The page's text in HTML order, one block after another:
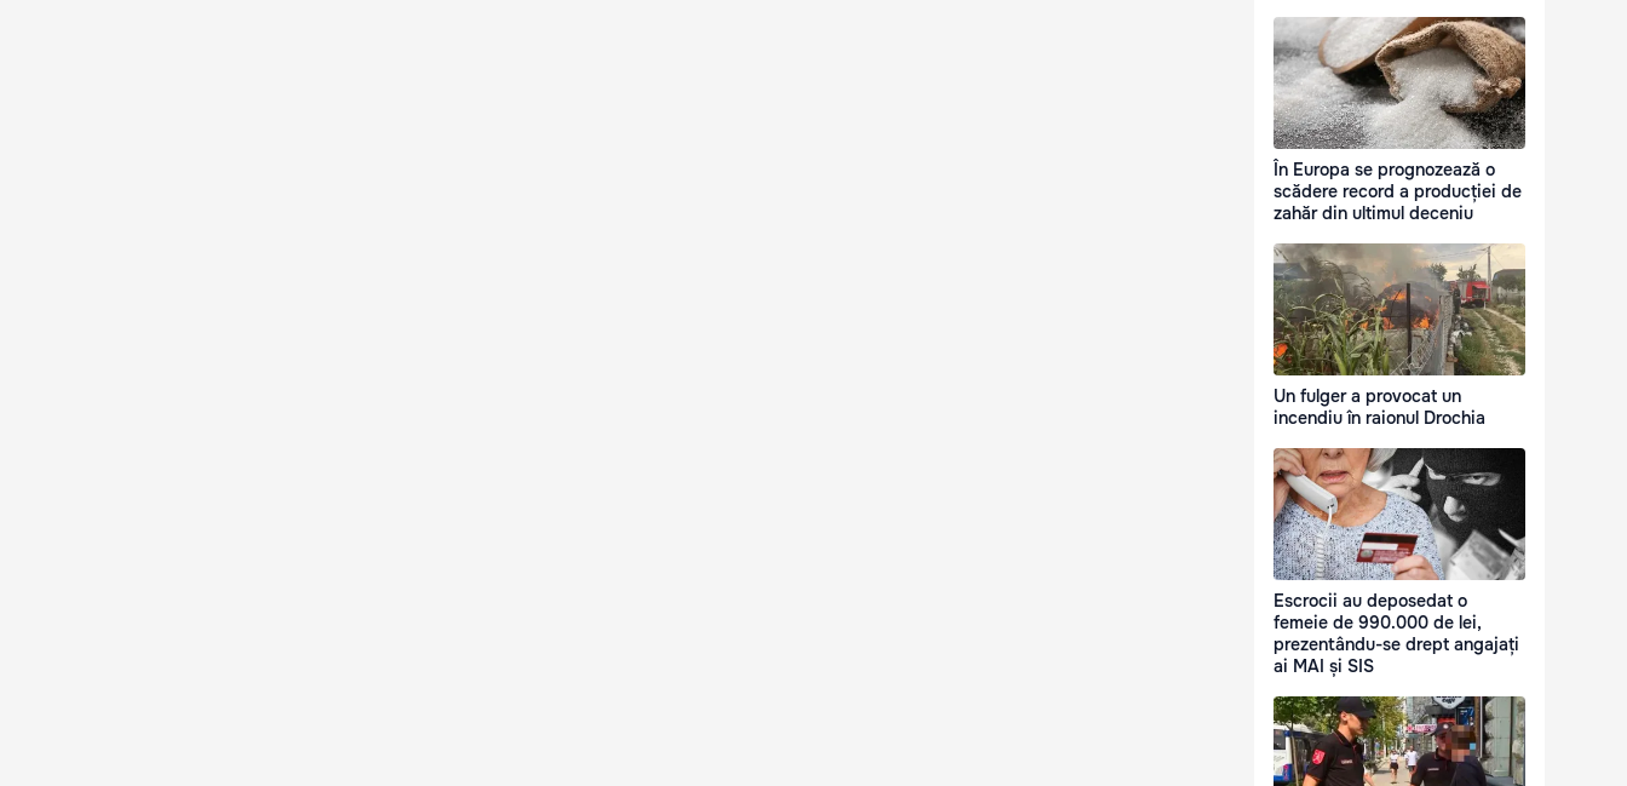
În Europa se prognozează o
scădere record a producției de
zahăr din ultimul deceniu
Un fulger a provocat un
incendiu în raionul Drochia
Escrocii au deposedat o
femeie de 990.000 de lei,
prezentându-se drept angajați
ai MAI și SIS